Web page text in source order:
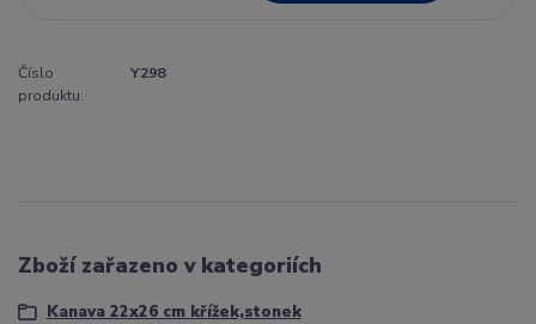
Číslo
produktu:
Y298
Zboží zařazeno v kategoriích
Kanava 22x26 cm křížek,stonek